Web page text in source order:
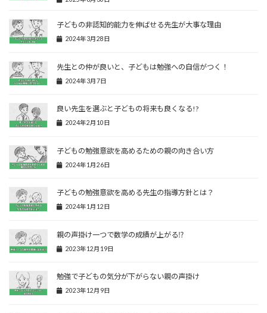
子どもの非認知的能力を伸ばせる先生が大事な理由
2024年3月28日
先生との仲が良いと、子どもは勉強への自信がつく！
2024年3月7日
良い先生を選ぶと子どもの将来も良くなる!?
2024年2月10日
子どもの勉強意欲を高めるための親の向き合い方
2024年1月26日
子どもの勉強意欲を高める先生の指導方針とは？
2024年1月12日
親の声掛け一つで数学の成績が上がる⁉
2023年12月19日
勉強で子どもの気分が下がらない親の声掛け
2023年12月9日